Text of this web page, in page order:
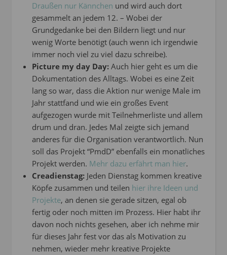
Draußen nur Kännchen und wird auch dort
gesammelt an jedem 12. – Wobei der
Grundgedanke bei den Bildern liegt und nur
wenig Worte benötigt (auch wenn ich irgendwie
immer noch viel zu viel dazu schreibe).
Picture my day Day: Auch hier geht es um die
Dokumentation des Alltags. Wobei es eine Zeit
lang so war, dass die Aktion nur wenige Male im
Jahr stattfand und wie ein großes Event
aufgezogen wurde mit Teilnehmerliste und allem
drum und dran. Jedes Mal zeigte sich jemand
anderes für die Organisation verantwortlich. Nun
soll das Projekt “PmdD” ebenfalls ein monatliches
Projekt werden. Mehr dazu erfährt man hier.
Creadienstag: Jeden Dienstag kommen kreative
Köpfe zusammen und teilen hier ihre Ideen und
Projekte, an denen sie gerade sitzen, egal ob
fertig oder noch mitten im Prozess. Hier habt ihr
davon noch nichts gesehen, aber ich nehme mir
für dieses Jahr fest vor das als Motivation zu
nehmen, wieder mehr kreative Projekte